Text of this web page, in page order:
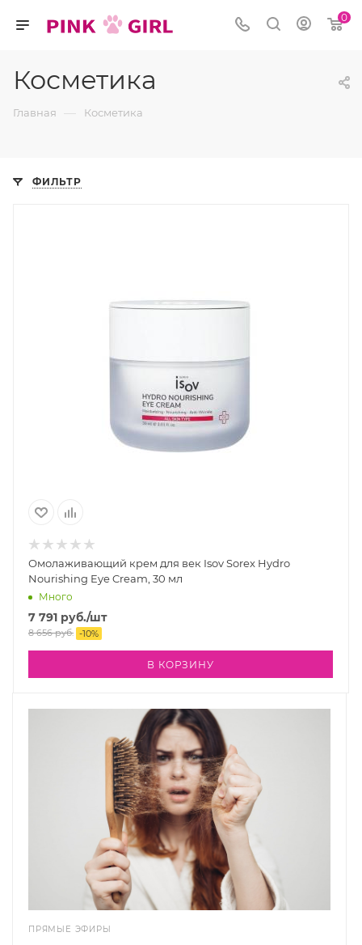
0
Косметика
Главная — Косметика
ФИЛЬТР
Омолаживающий крем для век Isov Sorex Hydro
Nourishing Eye Cream, 30 мл
Много
7 791 руб./шт
8 656руб. -10%
В КОРЗИНУ
ПРЯМЫЕ ЭФИРЫ